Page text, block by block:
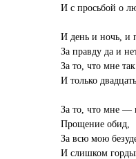
И с просьбой о
И день и ночь, и
За правду да и
За то, что мне
И только
За то, что мне —
Прощение обид,
За всю мою
И слишком